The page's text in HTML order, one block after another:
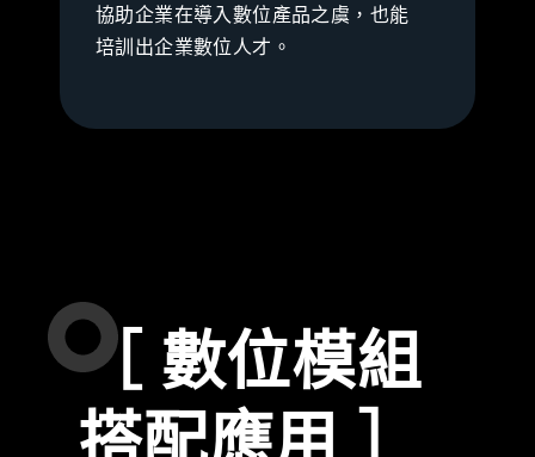
協助企業在導入數位產品之虞，也能
培訓出企業數位人才。
［ 數位模組